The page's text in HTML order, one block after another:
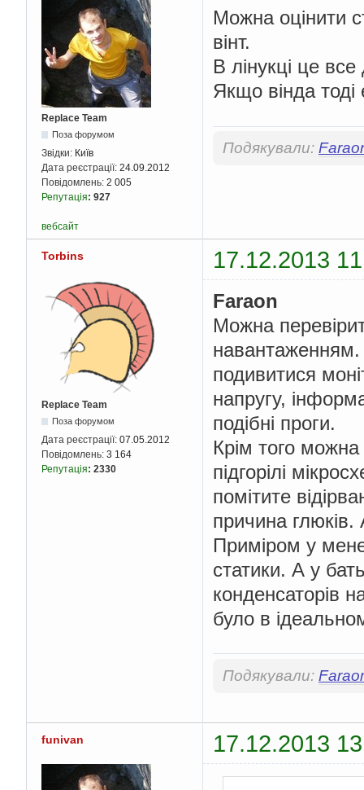
Replace Team
Поза форумом
Звідки: Київ
Дата реєстрації: 24.09.2012
Повідомлень: 2 005
Репутація: 927
Можна оцінити
вінт.
В лінукці це
Якщо вінда
Подякували:
вебсайт
Torbins 17.12.2013
Replace Team
Поза форумом
Дата реєстрації: 07.05.2012
Повідомлень: 3 164
Репутація: 2330
Faraon
Можна
подивитися
напругу,
подібні проги.
Крім того
підгорілі
помітите
причина
Приміром у
статики. А у
конденсаторів
було в
Подякували:
funivan 17.12.2013